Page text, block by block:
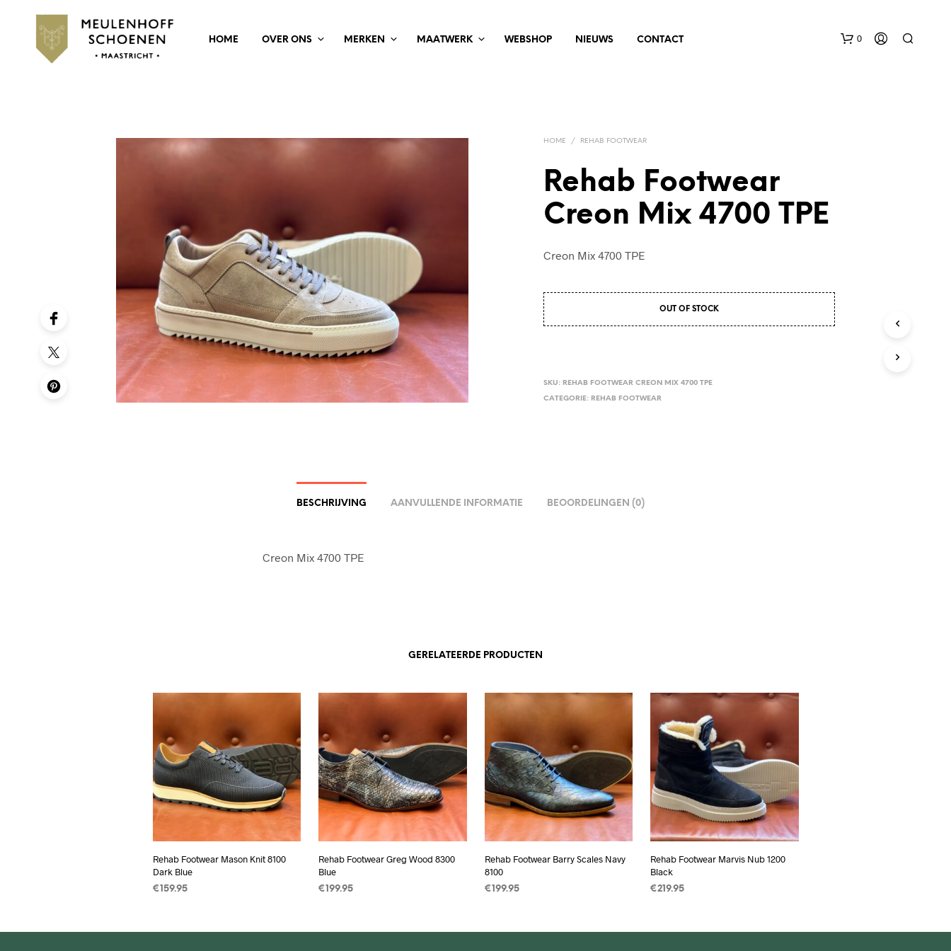
HOME OVER ONS MERKEN MAATWERK WEBSHOP NIEUWS CONTACT 0
HOME / REHAB FOOTWEAR
Rehab Footwear
Creon Mix 4700 TPE
Creon Mix 4700 TPE
OUT OF STOCK
SKU: REHAB FOOTWEAR CREON MIX 4700 TPE
CATEGORIE: REHAB FOOTWEAR
BESCHRIJVING AANVULLENDE INFORMATIE BEOORDELINGEN (0)
Creon Mix 4700 TPE
GERELATEERDE PRODUCTEN
Rehab Footwear Mason Knit 8100
Dark Blue
€ 159.95
Rehab Footwear Greg Wood 8300
Blue
€ 199.95
Rehab Footwear Barry Scales Navy
8100
€ 199.95
Rehab Footwear Marvis Nub 1200
Black
€219.95